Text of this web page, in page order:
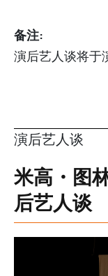
备注:
演后艺人谈将于
米高・图
后艺人谈
演后艺人谈